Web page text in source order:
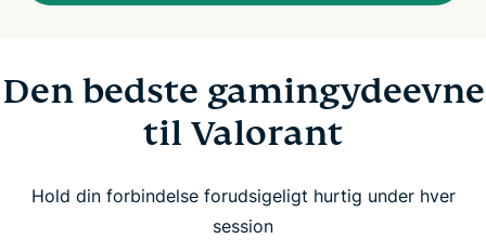
Den bedste gamingydeevne
til Valorant
Hold din forbindelse forudsigeligt hurtig under hver
session